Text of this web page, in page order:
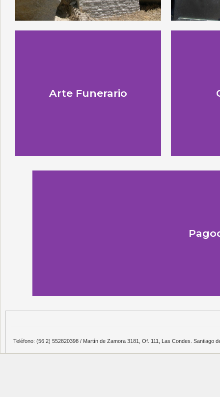
Arte Funerario
Teléfono: (56 2) 552820398 / Martín de Zamora 3181, Of. 111, Las Condes. Santiago